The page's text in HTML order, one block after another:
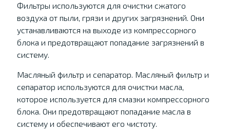
Фильтры используются для очистки сжатого
воздуха от пыли, грязи и других загрязнений. Они
устанавливаются на выходе из компрессорного
блока и предотвращают попадание загрязнений в
систему.
Масляный фильтр и сепаратор. Масляный фильтр и
сепаратор используются для очистки масла,
которое используется для смазки компрессорного
блока. Они предотвращают попадание масла в
систему и обеспечивают его чистоту.